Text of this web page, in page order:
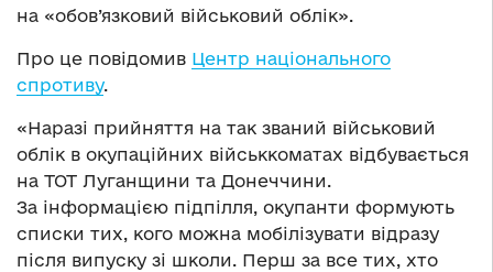
на «обов’язковий військовий облік».
Про це повідомив Центр національного
спротиву.
«Наразі прийняття на так званий військовий
облік в окупаційних військкоматах відбувається
на ТОТ Луганщини та Донеччини.
За інформацією підпілля, окупанти формують
списки тих, кого можна мобілізувати відразу
після випуску зі школи. Перш за все тих, хто